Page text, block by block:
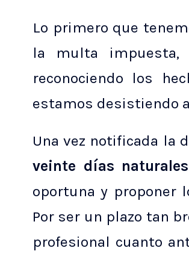
Lo primero que
la multa
reconociendo los
estamos desistiendo
Una vez notificada la
veinte días
oportuna y proponer
Por ser un plazo tan
profesional cuanto